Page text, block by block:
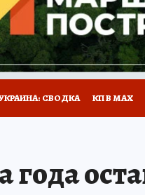
РЕКЛАМА
СВОДКА КП В МАХ
года